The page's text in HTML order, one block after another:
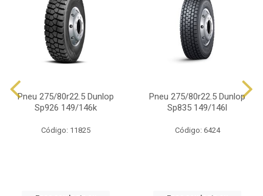
Pneu 275/80r22.5 Dunlop
Sp926 149/146k
Código: 11825
Pneu 275/80r22.5 Dunlop
Sp835 149/146l
Código: 6424